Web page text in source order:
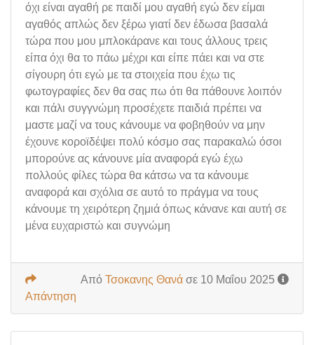
όχι είναι αγαθή ρε παιδί μου αγαθή εγώ δεν είμαι
αγαθός απλώς δεν ξέρω γιατί δεν έδωσα βασαλά
τώρα που μου μπλοκάρανε και τους άλλους τρεις
είπα όχι θα το πάω μέχρι και είπε πάει και να στε
σίγουρη ότι εγώ με τα στοιχεία που έχω τις
φωτογραφίες δεν θα σας πω ότι θα πάθουνε λοιπόν
και πάλι συγγνώμη προσέχετε παιδιά πρέπει να
μαστε μαζί να τους κάνουμε να φοβηθούν να μην
έχουνε κοροϊδέψει πολύ κόσμο σας παρακαλώ όσοι
μπορούνε ας κάνουνε μία αναφορά εγώ έχω
πολλούς φίλες τώρα θα κάτσω να τα κάνουμε
αναφορά και σχόλια σε αυτό το πράγμα να τους
κάνουμε τη χειρότερη ζημιά όπως κάνανε και αυτή σε
μένα ευχαριστώ και συγνώμη
Από Τσοκανης Θανά σε 10 Μαΐου 2025
Απάντηση